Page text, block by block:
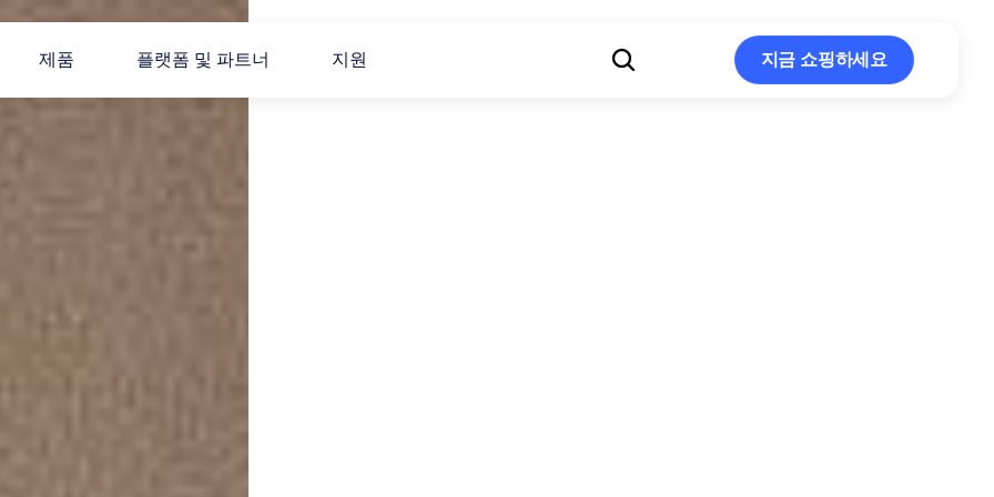
제품 플랫폼 및 파트너 지원
지금 쇼핑하세요